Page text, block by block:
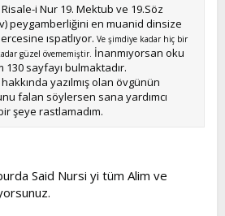
i Nur 19. Mektub ve 19.Söz
peygamberliğini en muanid dinsize
ıspatlıyor. Ve şimdiye kadar hiç bir
güzel övememiştir. İnanmıyorsan oku
130 sayfayı bulmaktadır.
yazılmış olan övgünün
falan söylersen sana yardımcı
şeye rastlamadım.
Said Nursi yi tüm Alim ve